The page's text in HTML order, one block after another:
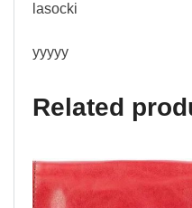
lasocki
yyyyy
Related